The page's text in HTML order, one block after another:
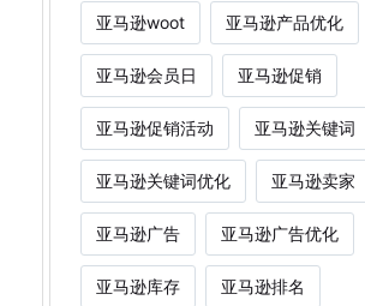
亚马逊woot 亚马逊产品优化
亚马逊会员日 亚马逊促销
亚马逊促销活动 亚马逊关键词
亚马逊关键词优化 亚马逊卖家
亚马逊广告 亚马逊广告优化
亚马逊库存 亚马逊排名